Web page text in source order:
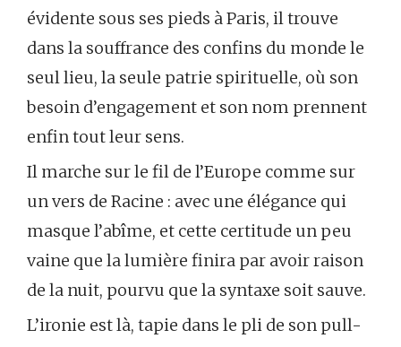
évidente sous ses pieds à Paris, il trouve
dans la souffrance des confins du monde le
seul lieu, la seule patrie spirituelle, où son
besoin d’engagement et son nom prennent
enfin tout leur sens.
Il marche sur le fil de l’Europe comme sur
un vers de Racine : avec une élégance qui
masque l’abîme, et cette certitude un peu
vaine que la lumière finira par avoir raison
de la nuit, pourvu que la syntaxe soit sauve.
L’ironie est là, tapie dans le pli de son pull-